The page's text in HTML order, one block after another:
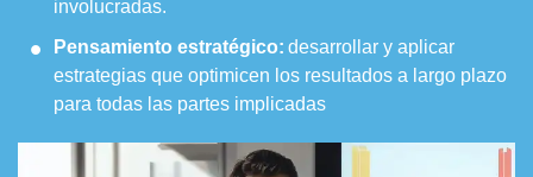
involucradas.
Pensamiento estratégico: desarrollar y aplicar
estrategias que optimicen los resultados a largo plazo
para todas las partes implicadas